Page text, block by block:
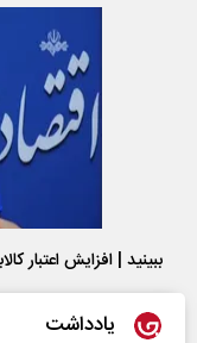
ببینید | افزایش اعتبار
یادداشت